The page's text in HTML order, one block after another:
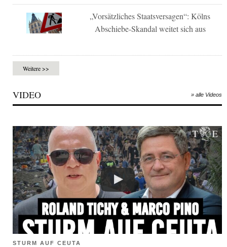
„Vorsätzliches Staatsversagen“: Kölns
Abschiebe-Skandal weitet sich aus
Weitere >>
VIDEO » alle Videos
STURM AUF CEUTA